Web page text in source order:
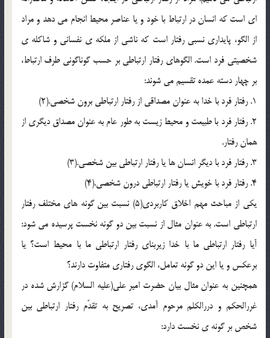
اي است که انسان در ارتباط با خود و يا عناصر محيط انجام مي دهد و مراد
از الگو، پايداري نسبي رفتار است که ناشي از ملکه ي نفساني و شاکله ي
شخصيتي فرد است. الگوهاي رفتار ارتباطي بر حسب گوناگوني طرف ارتباط،
بر چهار دسته عمده تقسيم مي شوند:
1. رفتار فرد با خدا به عنوان مصداقي از رفتار ارتباطي برون شخصي.(2)
2. رفتار فرد با طبيعت و محيط زيست به طور عام به عنوان مصداق ديگري از
همان رفتار.
3. رفتار فرد با ديگر انسان ها يا رفتار ارتباطي بين شخصي.(3)
4. رفتار فرد با خويش يا رفتار ارتباطي درون شخصي.(4)
يکي از مباحث مهم اخلاق کاربردي(5) نسبت بين گونه هاي مختلف رفتار
ارتباطي است. به عنوان مثال از نسبت بين دو گونه نخست پرسيده مي شود:
آيا رفتار ارتباطي ما با خدا زيربناي رفتار ارتباطي ما با محيط است؟ يا
برعکس و يا اين دو گونه تعامل، الگوي رفتاري متفاوت دارند؟
همچنين به عنوان مثال بيان حضرت امير علي(عليه السلام) گزارش شده در
غررالحکم و دررالکلم مرحوم آمدي، تصريح به تقدّم رفتار ارتباطي بين
شخص بر گونه ي نخست دارد: